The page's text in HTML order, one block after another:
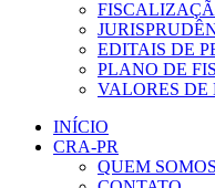
EDITAIS DE
PLANO DE
VALORES DE
INÍCIO
CRA-PR
QUEM SOMOS